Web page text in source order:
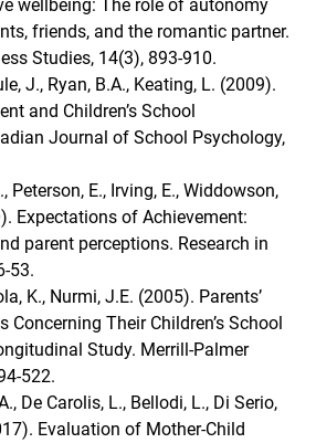
wellbeing: The role of autonomy
friends, and the romantic partner.
Studies, 14(3), 893-910.
J., Ryan, B.A., Keating, L. (2009).
and Children’s School
Journal of School Psychology,
Peterson, E., Irving, E., Widdowson,
Expectations of Achievement:
parent perceptions. Research in
53.
K., Nurmi, J.E. (2005). Parents’
Concerning Their Children’s School
Study. Merrill-Palmer
522.
De Carolis, L., Bellodi, L., Di Serio,
Evaluation of Mother-Child